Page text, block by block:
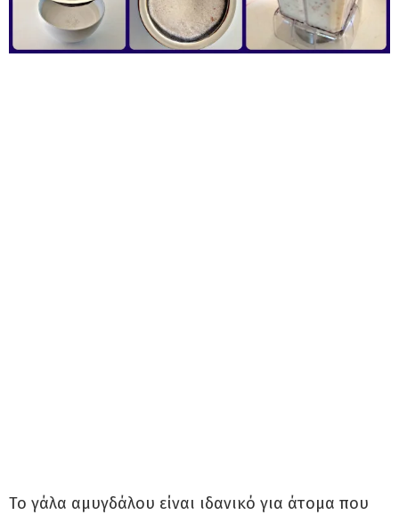
Το γάλα αμυγδάλου είναι ιδανικό για άτομα που